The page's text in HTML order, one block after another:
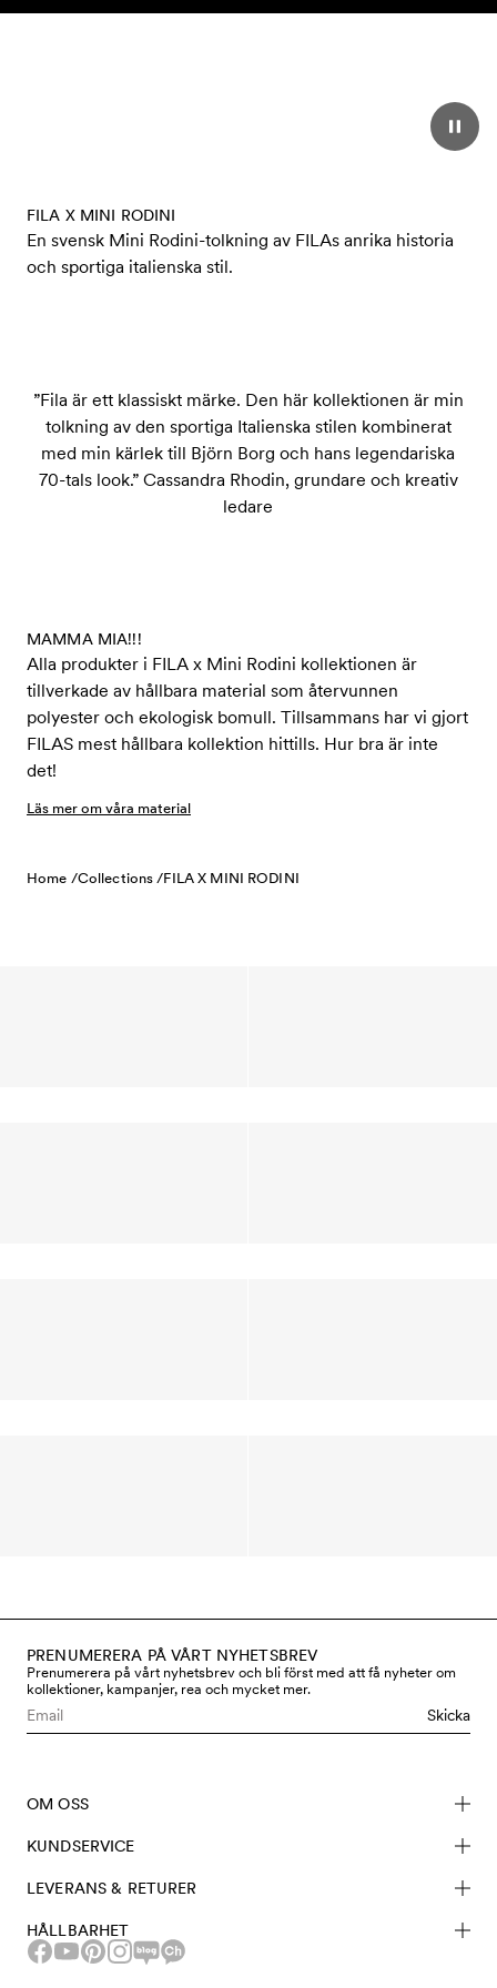
Skip to content
FILA X MINI RODINI
En svensk Mini Rodini-tolkning av FILAs anrika historia
och sportiga italienska stil.
”Fila är ett klassiskt märke. Den här kollektionen är min
tolkning av den sportiga Italienska stilen kombinerat
med min kärlek till Björn Borg och hans legendariska
70-tals look.” Cassandra Rhodin, grundare och kreativ
ledare
MAMMA MIA!!!
Alla produkter i FILA x Mini Rodini kollektionen är
tillverkade av hållbara material som återvunnen
polyester och ekologisk bomull. Tillsammans har vi gjort
FILAS mest hållbara kollektion hittills. Hur bra är inte
det!
Läs mer om våra material
Home /Collections /FILA X MINI RODINI
PRENUMERERA PÅ VÅRT NYHETSBREV
Prenumerera på vårt nyhetsbrev och bli först med att få nyheter om
kollektioner, kampanjer, rea och mycket mer.
Skicka
OM OSS
KUNDSERVICE
LEVERANS & RETURER
HÅLLBARHET